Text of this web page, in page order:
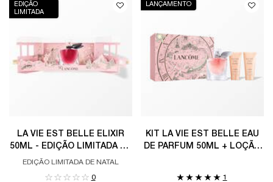
EDIÇÃO
LIMITADA
LA VIE EST BELLE ELIXIR
50ML - EDIÇÃO LIMITADA DE
NATAL
EDIÇÃO LIMITADA DE NATAL
0
LANÇAMENTO
KIT LA VIE EST BELLE EAU
DE PARFUM 50ML + LOÇÃO
1